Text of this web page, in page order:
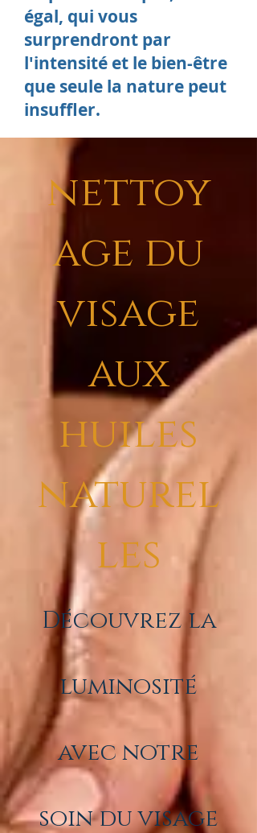
égal, qui vous
surprendront par
l'intensité et le bien-être
que seule la nature peut
insuffler.
nettoy
age du
visage
aux
huiles
naturel
les
Découvrez la
luminosité
avec notre
soin du visage